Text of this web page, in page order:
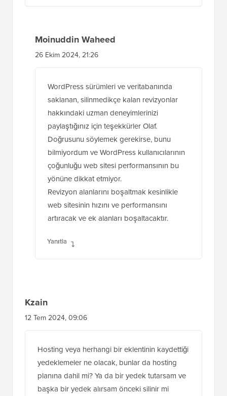
Moinuddin Waheed
26 Ekim 2024, 21:26
WordPress sürümleri ve veritabanında
saklanan, silinmedikçe kalan revizyonlar
hakkındaki uzman deneyimlerinizi
paylaştığınız için teşekkürler Olaf.
Doğrusunu söylemek gerekirse, bunu
bilmiyordum ve WordPress kullanıcılarının
çoğunluğu web sitesi performansının bu
yönüne dikkat etmiyor.
Revizyon alanlarını boşaltmak kesinlikle
web sitesinin hızını ve performansını
artıracak ve ek alanları boşaltacaktır.
Yanıtla
Kzain
12 Tem 2024, 09:06
Hosting veya herhangi bir eklentinin kaydettiği
yedeklemeler ne olacak, bunlar da hosting
planına dahil mi? Ya da bir yedek tutarsam ve
başka bir yedek alırsam önceki silinir mi